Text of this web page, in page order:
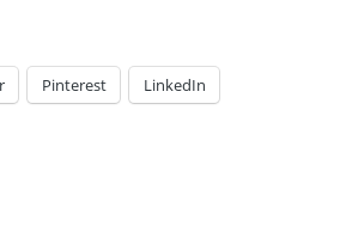
Pinterest LinkedIn